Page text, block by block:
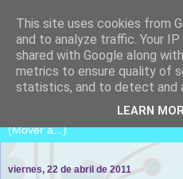
COCINA
viernes, 22 de abril de 2011
This site uses cookies from
and to analyze traffic. Your
shared with Google along
metrics to ensure quality of
statistics, and to detect and
LEARN